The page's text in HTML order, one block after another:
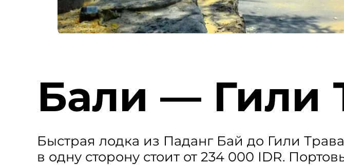
Бали — Гили
Быстрая лодка из Паданг Бай до Гили
в одну сторону стоит от 234 000 IDR.